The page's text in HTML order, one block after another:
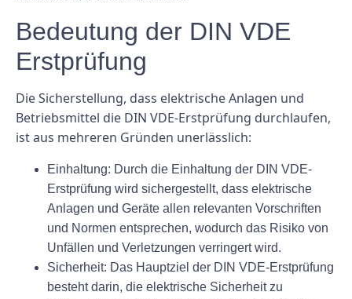
Bedeutung der DIN VDE
Erstprüfung
Die Sicherstellung, dass elektrische Anlagen und
Betriebsmittel die DIN VDE-Erstprüfung durchlaufen,
ist aus mehreren Gründen unerlässlich:
Einhaltung: Durch die Einhaltung der DIN VDE-
Erstprüfung wird sichergestellt, dass elektrische
Anlagen und Geräte allen relevanten Vorschriften
und Normen entsprechen, wodurch das Risiko von
Unfällen und Verletzungen verringert wird.
Sicherheit: Das Hauptziel der DIN VDE-Erstprüfung
besteht darin, die elektrische Sicherheit zu